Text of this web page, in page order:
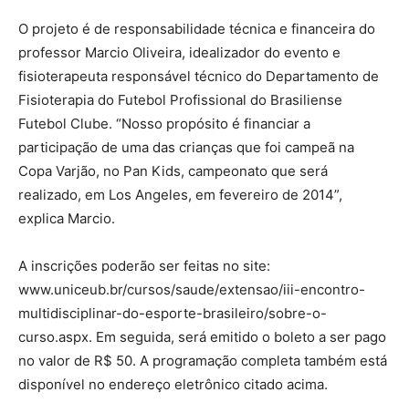
O projeto é de responsabilidade técnica e financeira do
professor Marcio Oliveira, idealizador do evento e
fisioterapeuta responsável técnico do Departamento de
Fisioterapia do Futebol Profissional do Brasiliense
Futebol Clube. “Nosso propósito é financiar a
participação de uma das crianças que foi campeã na
Copa Varjão, no Pan Kids, campeonato que será
realizado, em Los Angeles, em fevereiro de 2014”,
explica Marcio.
A inscrições poderão ser feitas no site:
www.uniceub.br/cursos/saude/extensao/iii-encontro-
multidisciplinar-do-esporte-brasileiro/sobre-o-
curso.aspx. Em seguida, será emitido o boleto a ser pago
no valor de R$ 50. A programação completa também está
disponível no endereço eletrônico citado acima.